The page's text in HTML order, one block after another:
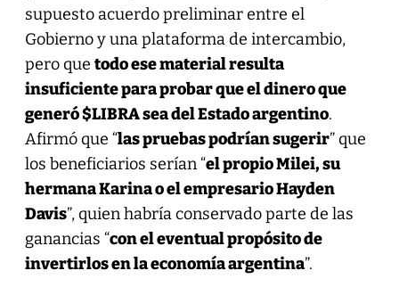
supuesto acuerdo preliminar entre el
Gobierno y una plataforma de intercambio,
pero que todo ese material resulta
insuficiente para probar que el dinero que
generó $LIBRA sea del Estado argentino.
Afirmó que “las pruebas podrían sugerir” que
los beneficiarios serían “el propio Milei, su
hermana Karina o el empresario Hayden
Davis”, quien habría conservado parte de las
ganancias “con el eventual propósito de
invertirlos en la economía argentina”.